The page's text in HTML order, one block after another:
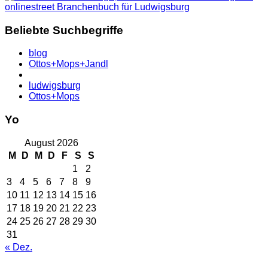
Beliebte Suchbegriffe
blog
Ottos+Mops+Jandl
ludwigsburg
Ottos+Mops
Yo
August 2026
M
D M D F S
S
1
2
3
4 5 6 7 8
9
10 11 12 13 14 15 16
17 18 19 20 21 22 23
24 25 26 27 28 29 30
31
« Dez.